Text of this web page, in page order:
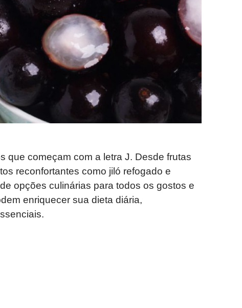
que começam com a letra J. Desde frutas
reconfortantes como jiló refogado e
opções culinárias para todos os gostos e
enriquecer sua dieta diária,